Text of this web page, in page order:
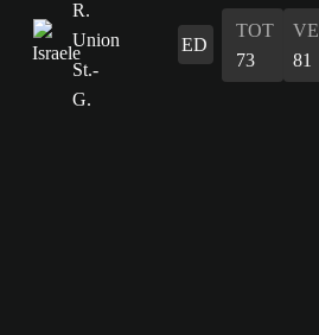
ED
TOT
73
81